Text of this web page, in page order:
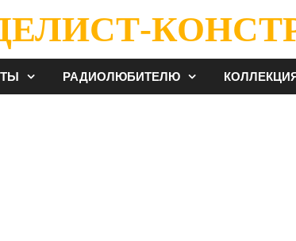
РАДИОЛЮБИТЕЛЮ